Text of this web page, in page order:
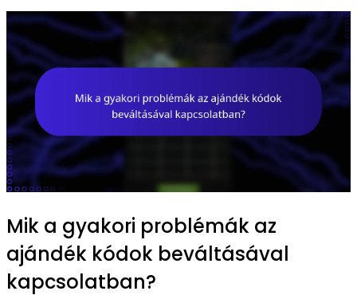
Mik a gyakori problémák az
ajándék kódok beváltásával
kapcsolatban?